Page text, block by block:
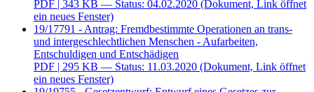
PDF | 343 KB — Status: 04.02.2020 (Dokument, Link öffnet
ein neues Fenster)
19/17791 - Antrag: Fremdbestimmte Operationen an trans-
und intergeschlechtlichen Menschen - Aufarbeiten,
Entschuldigen und Entschädigen
PDF | 295 KB — Status: 11.03.2020 (Dokument, Link öffnet
ein neues Fenster)